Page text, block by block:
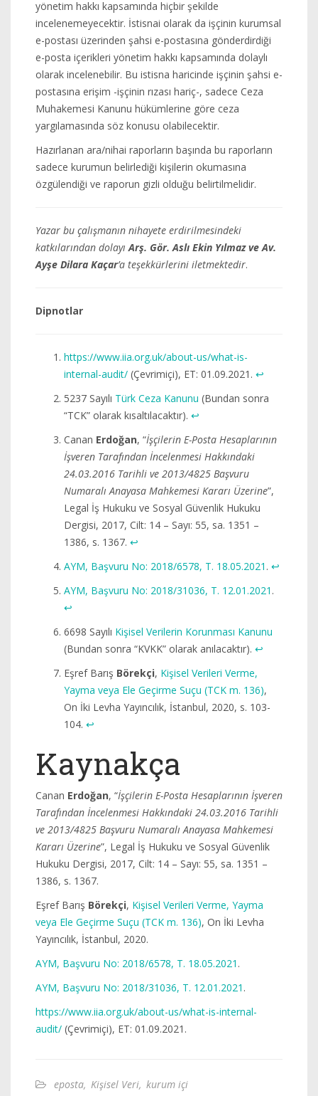
yönetim hakkı kapsamında hiçbir şekilde
incelenemeyecektir. İstisnai olarak da işçinin kurumsal
e-postası üzerinden şahsi e-postasına gönderdirdiği
e-posta içerikleri yönetim hakkı kapsamında dolaylı
olarak incelenebilir. Bu istisna haricinde işçinin şahsi e-
postasına erişim -işçinin rızası hariç-, sadece Ceza
Muhakemesi Kanunu hükümlerine göre ceza
yargılamasında söz konusu olabilecektir.
Hazırlanan ara/nihai raporların başında bu raporların
sadece kurumun belirlediği kişilerin okumasına
özgülendiği ve raporun gizli olduğu belirtilmelidir.
Yazar bu çalışmanın nihayete erdirilmesindeki
katkılarından dolayı Arş. Gör. Aslı Ekin Yılmaz ve Av.
Ayşe Dilara Kaçar’a teşekkürlerini iletmektedir.
Dipnotlar
https://www.iia.org.uk/about-us/what-is-
internal-audit/ (Çevrimiçi), ET: 01.09.2021. ↩︎
5237 Sayılı Türk Ceza Kanunu (Bundan sonra
“TCK” olarak kısaltılacaktır). ↩︎
Canan Erdoğan, “İşçilerin E-Posta Hesaplarının
İşveren Tarafından İncelenmesi Hakkındaki
24.03.2016 Tarihli ve 2013/4825 Başvuru
Numaralı Anayasa Mahkemesi Kararı Üzerine”,
Legal İş Hukuku ve Sosyal Güvenlik Hukuku
Dergisi, 2017, Cilt: 14 – Sayı: 55, sa. 1351 –
1386, s. 1367. ↩︎
AYM, Başvuru No: 2018/6578, T. 18.05.2021 . ↩︎
AYM, Başvuru No: 2018/31036, T. 12.01.2021 .
↩︎
6698 Sayılı Kişisel Verilerin Korunması Kanunu
(Bundan sonra “KVKK” olarak anılacaktır). ↩︎
Eşref Barış Börekçi, Kişisel Verileri Verme,
Yayma veya Ele Geçirme Suçu (TCK m. 136),
On İki Levha Yayıncılık, İstanbul, 2020, s. 103-
104. ↩︎
Kaynakça
Canan Erdoğan, “İşçilerin E-Posta Hesaplarının İşveren
Tarafından İncelenmesi Hakkındaki 24.03.2016 Tarihli
ve 2013/4825 Başvuru Numaralı Anayasa Mahkemesi
Kararı Üzerine”, Legal İş Hukuku ve Sosyal Güvenlik
Hukuku Dergisi, 2017, Cilt: 14 – Sayı: 55, sa. 1351 –
1386, s. 1367.
Eşref Barış Börekçi, Kişisel Verileri Verme, Yayma
veya Ele Geçirme Suçu (TCK m. 136), On İki Levha
Yayıncılık, İstanbul, 2020.
AYM, Başvuru No: 2018/6578, T. 18.05.2021 .
AYM, Başvuru No: 2018/31036, T. 12.01.2021 .
https://www.iia.org.uk/about-us/what-is-internal-
audit/ (Çevrimiçi), ET: 01.09.2021.
eposta, Kişisel Veri, kurum içi